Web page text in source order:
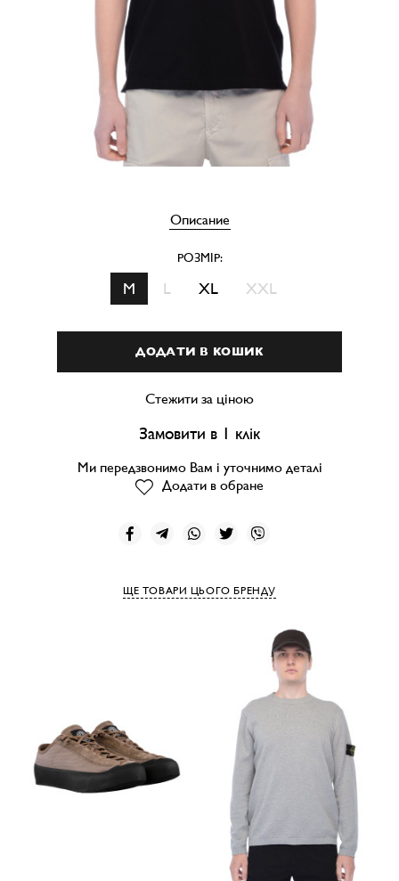
Описание
РОЗМІР:
M L XL XXL
ДОДАТИ В КОШИК
Стежити за ціною
Замовити в 1 клік
Ми передзвонимо Вам і уточнимо деталі
Додати в обране
ЩЕ ТОВАРИ ЦЬОГО БРЕНДУ